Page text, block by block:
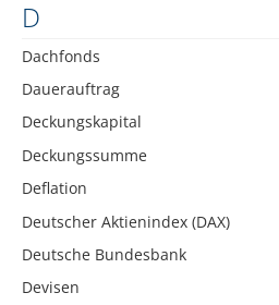
D
Dachfonds
Dauerauftrag
Deckungskapital
Deckungssumme
Deflation
Deutscher Aktienindex (DAX)
Deutsche Bundesbank
Devisen